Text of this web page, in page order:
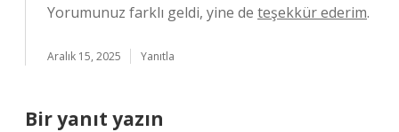
Yorumunuz farklı geldi, yine de teşekkür ederim.
Aralık 15, 2025 Yanıtla
Bir yanıt yazın